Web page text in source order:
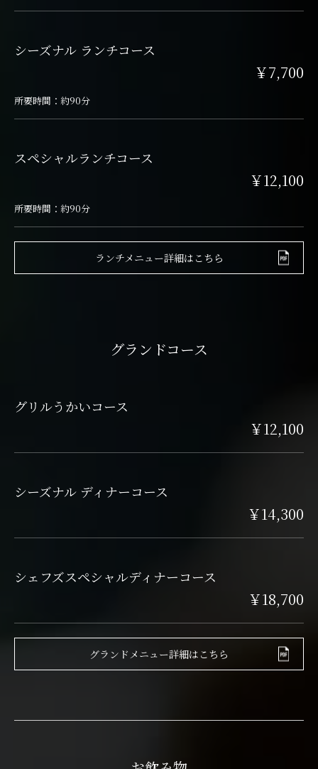
シーズナル ランチコース
￥7,700
所要時間：約90分
スペシャルランチコース
￥12,100
所要時間：約90分
ランチメニュー詳細はこちら
グランドコース
グリルうかいコース
￥12,100
シーズナル ディナーコース
￥14,300
シェフズスペシャルディナーコース
￥18,700
グランドメニュー詳細はこちら